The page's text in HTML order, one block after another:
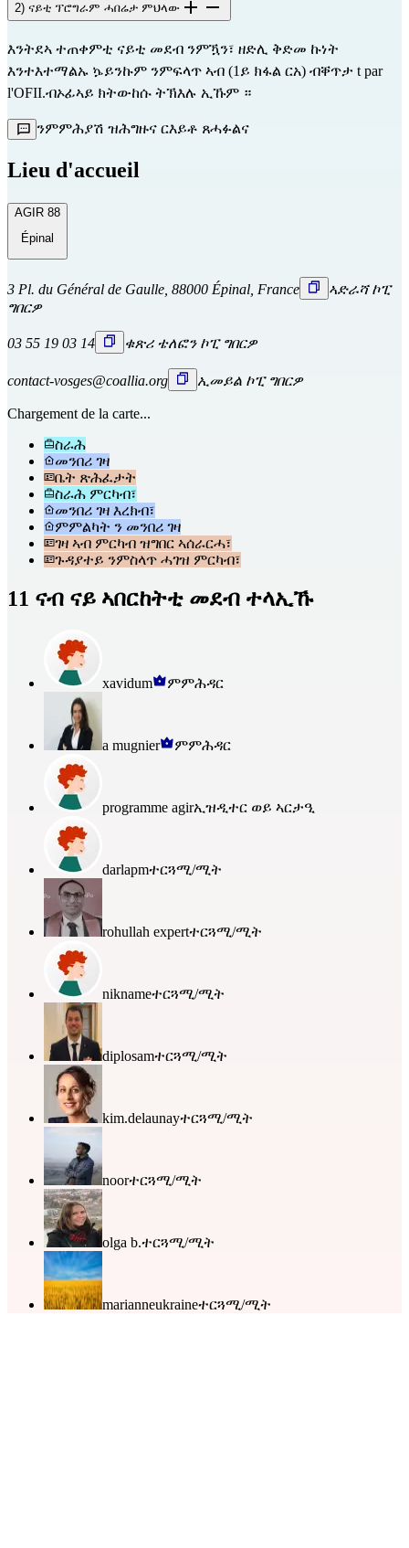
2) ናይቲ ፕሮግራም ሓበሬታ ምህላው
እንትደኣ ተጠቀምቲ ናይቲ መደብ ንምዃን፣ ዘድሊ ቅድመ ኩነት
እንተእተማልኡ ኴይንኩም ንምፍላጥ ኣብ (1ይ ክፋል ርአ) ብቐጥታ t par
l'OFII.ብኦፊኣይ ክትውከሱ ትኽእሉ ኢኹም ።
ንምምሕያሽ ዝሕግዙና ርእይቶ ጸሓፉልና
Lieu d'accueil
AGIR 88
Épinal
3 Pl. du Général de Gaulle, 88000 Épinal, France
ኣድራሻ ኮፒ
ግበርዎ
03 55 19 03 14 ቁጽሪ ቴለፎን ኮፒ ግበርዎ
contact-vosges@coallia.org ኢመይል ኮፒ ግበርዎ
Chargement de la carte...
ስራሕ
መንበሪ ገዛ
ቤት ጽሕፈታት
ስራሕ ምርካብ፣
መንበሪ ገዛ እረክብ፣
ምምልካት ን መንበሪ ገዛ
ገዛ ኣብ ምርካብ ዝግበር ኣሰራርሓ፣
ጉዳያተይ ንምስላጥ ሓገዝ ምርካብ፣
11 ናብ ናይ ኣበርከትቲ መደብ ተላኢኹ
xavidum ምምሕዳር
a mugnier ምምሕዳር
programme agirኢዝዲተር ወይ ኣርታዒ
darlapmተርጓሚ/ሚት
rohullah expertተርጓሚ/ሚት
niknameተርጓሚ/ሚት
diplosamተርጓሚ/ሚት
kim.delaunayተርጓሚ/ሚት
noorተርጓሚ/ሚት
olga b.ተርጓሚ/ሚት
marianneukraineተርጓሚ/ሚት